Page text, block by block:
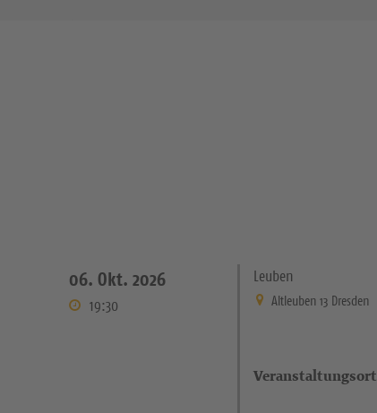
06. Okt. 2026
19:30
Leuben
Altleuben 13 Dresden
Veranstaltungsort